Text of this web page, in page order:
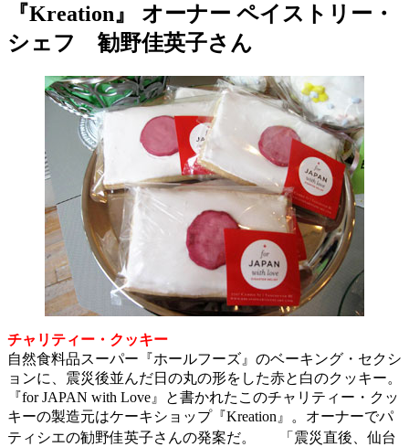
『Kreation』 オーナー ペイストリー・
シェフ 勧野佳英子さん
チャリティー・クッキー
自然食料品スーパー『ホールフーズ』のベーキング・セクシ
ョンに、震災後並んだ日の丸の形をした赤と白のクッキー。
『for JAPAN with Love』と書かれたこのチャリティー・クッ
キーの製造元はケーキショップ『Kreation』。オーナーでパ
ティシエの勧野佳英子さんの発案だ。 「震災直後、仙台